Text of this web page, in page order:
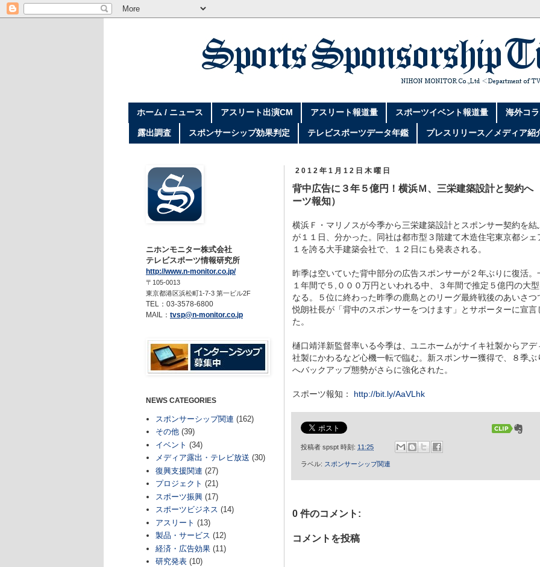
ホーム / ニュース アスリート出演CM アスリート報道量 スポーツイベント報道量 海外コ
露出調査 スポンサーシップ効果判定 テレビスポーツデータ年鑑 プレスリリース／メディア紹
2012年1月12日木曜日
背中広告に３年５億円！横浜Ｍ、三栄建築設計と契約へ
ーツ報知）
横浜Ｆ・マリノスが今季から三栄建築設計とスポンサー契約を結
が１１日、分かった。同社は都市型３階建て木造住宅東京都シェ
１を誇る大手建築会社で、１２日にも発表される。
昨季は空いていた背中部分の広告スポンサーが２年ぶりに復活。
１年間で５,０００万円といわれる中、３年間で推定５億円の大
なる。５位に終わった昨季の鹿島とのリーグ最終戦後のあいさつ
悦朗社長が「背中のスポンサーをつけます」とサポーターに宣言
た。
樋口靖洋新監督率いる今季は、ユニホームがナイキ社製からアデ
社製にかわるなど心機一転で臨む。新スポンサー獲得で、８季ぶ
へバックアップ態勢がさらに強化された。
スポーツ報知： http://bit.ly/AaVLhk
投稿者 spspt 時刻: 11:25
ラベル: スポンサーシップ関連
0 件のコメント:
コメントを投稿
ニホンモニター株式会社
テレビスポーツ情報研究所
http://www.n-monitor.co.jp/
〒105-0013
東京都港区浜松町1-7-3 第一ビル2F
TEL：03-3578-6800
MAIL： tvsp@n-monitor.co.jp
NEWS CATEGORIES
スポンサーシップ関連 (162)
その他 (39)
イベント (34)
メディア露出・テレビ放送 (30)
復興支援関連 (27)
プロジェクト (21)
スポーツ振興 (17)
スポーツビジネス (14)
アスリート (13)
製品・サービス (12)
経済・広告効果 (11)
研究発表 (10)